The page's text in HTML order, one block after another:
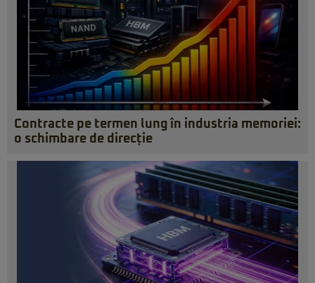
Contracte pe termen lung în industria memoriei:
o schimbare de direcție